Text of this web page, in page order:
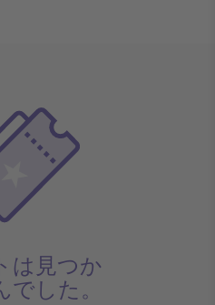
は見つか
した。